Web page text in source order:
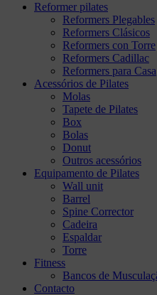
Reformer pilates
Reformers Plegables
Reformers Clásicos
Reformers con Torre
Reformers Cadillac
Reformers para Casa
Acessórios de Pilates
Molas
Tapete de Pilates
Box
Bolas
Donut
Outros acessórios
Equipamento de Pilates
Wall unit
Barrel
Spine Corrector
Cadeira
Espaldar
Torre
Fitness
Bancos de
Contacto